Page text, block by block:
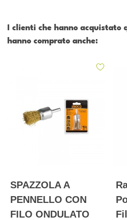
I clienti che hanno acquistato
hanno comprato anche:
SPAZZOLA A
PENNELLO CON
FILO ONDULATO